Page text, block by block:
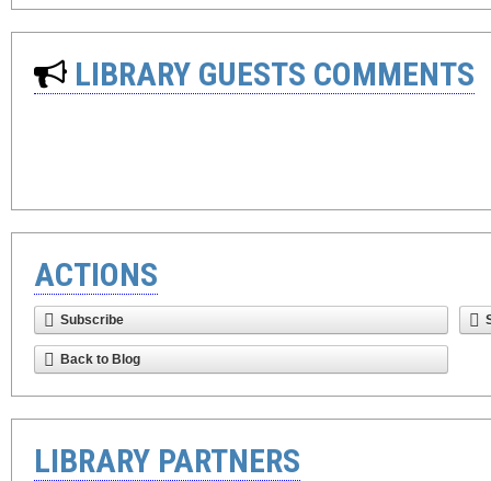
LIBRARY GUESTS COMMENTS
ACTIONS
Subscribe
Back to Blog
LIBRARY PARTNERS